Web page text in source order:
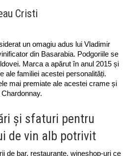
Cristi
un omagiu adus lui Vladimir
din Basarabia. Podgoriile se
Marca a apărut în anul 2015 și
ale familiei acestei personalități.
mai premiate ale acestei crame și
și sfaturi pentru
de vin alb potrivit
de bar, restaurante, wineshop-uri ce